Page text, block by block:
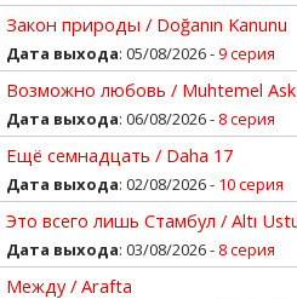
Закон природы / Doğanın Kanunu
Дата выхода: 05/08/2026 -9 серия
Возможно любовь / Muhtemel Ask
Дата выхода: 06/08/2026 - 8 серия
Ещё семнадцать / Daha 17
Дата выхода: 02/08/2026 - 10 серия
Это всего лишь Стамбул / Altı
Дата выхода: 03/08/2026 - 8 серия
Между / Arafta